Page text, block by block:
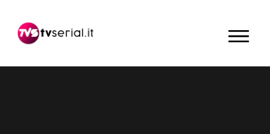
navigazione
contenuto
barra
primaria
MENU